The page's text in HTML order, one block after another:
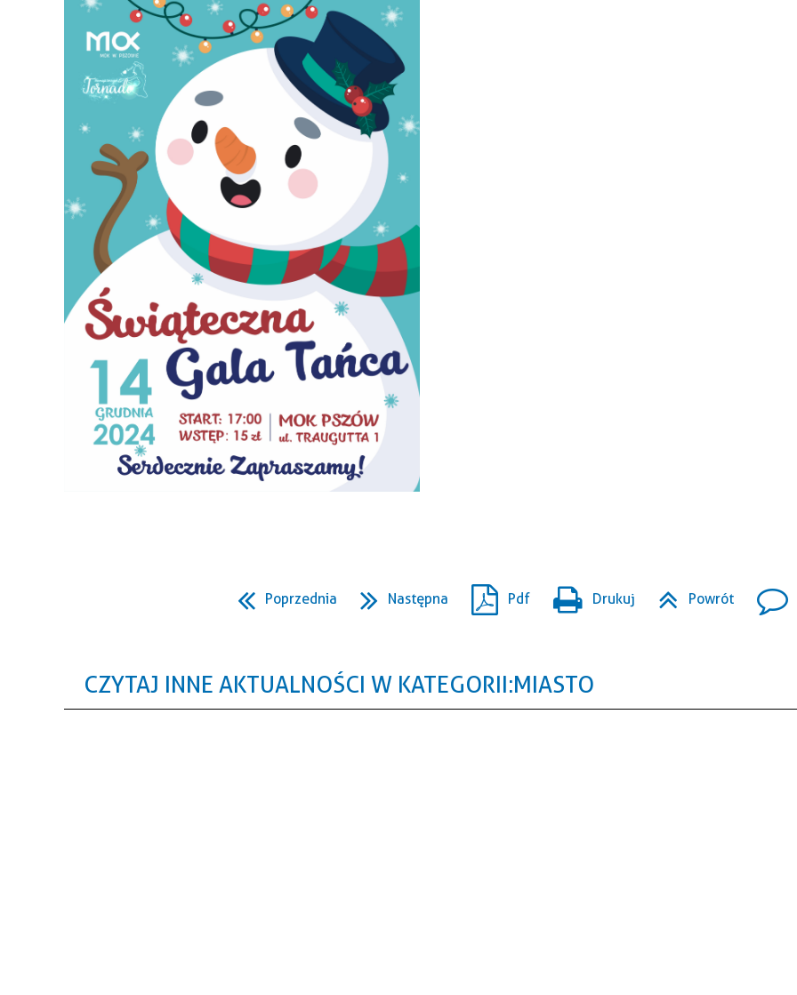
Poprzednia Następna Pdf Drukuj Powrót
CZYTAJ INNE AKTUALNOŚCI W KATEGORII: MIASTO